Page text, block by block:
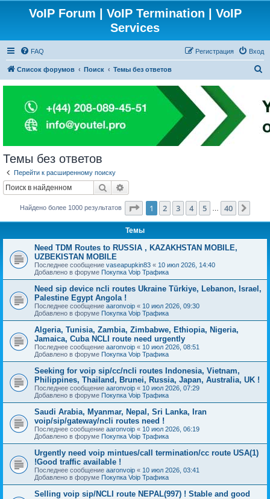
VoIP Forum | VoIP Termination | VoIP
Services
FAQ Вход
Регистрация
Список форумов Поиск Темы без ответов
с
к
Темы без ответов
Перейти к расширенному поиску
Поиск
Найдено более 1000 результатов Страница из 40
1 2 3 4 5 40
Темы
Need TDM Routes to RUSSIA , KAZAKHSTAN MOBILE,
UZBEKISTAN MOBILE
Последнее сообщение vaseapupkin83 « 10 июл 2026, 14:40
Добавлено в форуме Покупка Voip Трафика
Need sip device ncli routes Ukraine Türkiye, Lebanon, Israel,
Palestine Egypt Angola !
Последнее сообщение aaronvoip « 10 июл 2026, 09:30
Добавлено в форуме Покупка Voip Трафика
Algeria, Tunisia, Zambia, Zimbabwe, Ethiopia, Nigeria,
Jamaica, Cuba NCLI route need urgently
Последнее сообщение aaronvoip « 10 июл 2026, 08:51
Добавлено в форуме Покупка Voip Трафика
Seeking for voip sip/cc/ncli routes Indonesia, Vietnam,
Philippines, Thailand, Brunei, Russia, Japan, Australia, UK !
Последнее сообщение aaronvoip « 10 июл 2026, 07:29
Добавлено в форуме Покупка Voip Трафика
Saudi Arabia, Myanmar, Nepal, Sri Lanka, Iran
voip/sip/gateway/ncli routes need !
Последнее сообщение aaronvoip « 10 июл 2026, 06:19
Добавлено в форуме Покупка Voip Трафика
Urgently need voip mintues/call termination/cc route USA(1)
!Good traffic available !
Последнее сообщение aaronvoip « 10 июл 2026, 03:41
Добавлено в форуме Покупка Voip Трафика
Selling voip sip/NCLI route NEPAL(997) ! Stable and good